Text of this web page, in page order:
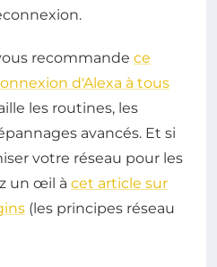
recommande ce
d'Alexa à tous
les routines, les
avancés. Et si
votre réseau pour les
un œil à cet article sur
(les principes réseau